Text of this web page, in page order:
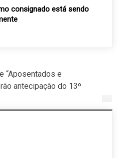
consignado está sendo
“Aposentados e
antecipação do 13º